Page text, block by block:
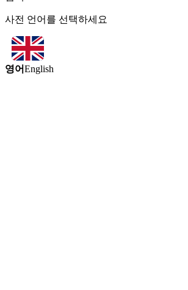
사전 언어를 선택하세요
영어English